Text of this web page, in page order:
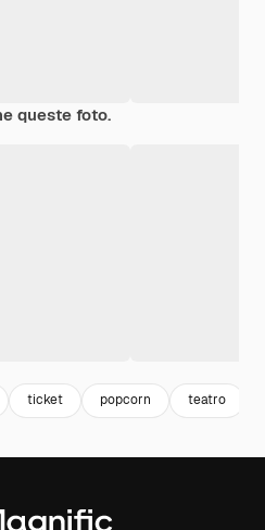
queste foto.
ticket popcorn teatro